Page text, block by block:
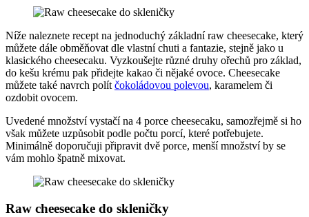
Níže naleznete recept na jednoduchý základní raw cheesecake, který
můžete dále obměňovat dle vlastní chuti a fantazie, stejně jako u
klasického cheesecaku. Vyzkoušejte různé druhy ořechů pro základ,
do kešu krému pak přidejte kakao či nějaké ovoce. Cheesecake
můžete také navrch polítčokoládovou polevou, karamelem či
ozdobit ovocem.
Uvedené množství vystačí na 4 porce cheesecaku, samozřejmě si ho
však můžete uzpůsobit podle počtu porcí, které potřebujete.
Minimálně doporučuji připravit dvě porce, menší množství by se
vám mohlo špatně mixovat.
Raw cheesecake do skleničky